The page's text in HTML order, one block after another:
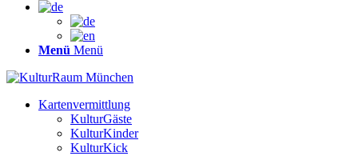
Menü Menü
Kartenvermittlung
KulturGäste
KulturKinder
KulturKick